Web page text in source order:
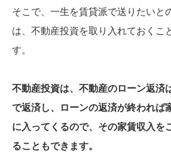
そこで、一生を賃貸派で送りたいと
は、不動産投資を取り入れておくこ
す。
不動産投資は、不動産のローン返済
で返済し、ローンの返済が終われば
に入ってくるので、その家賃収入を
ることもできます。